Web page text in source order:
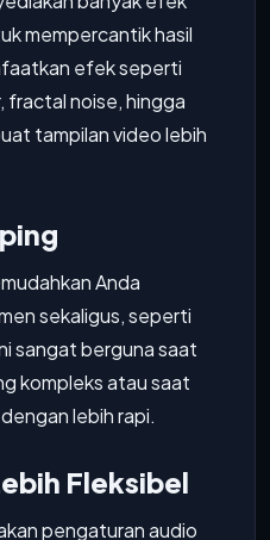
mempercantik hasil
efek seperti
fractal noise, hingga
tampilan video lebih
Anda
sekaligus, seperti
sangat berguna saat
kompleks atau saat
lebih rapi.
Fleksibel
pengaturan audio